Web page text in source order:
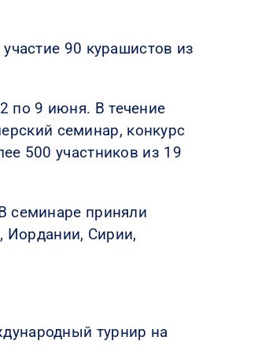
90 курашистов из
по 9 июня. В течение
семинар, конкурс
500 участников из 19
семинаре приняли
Иордании, Сирии,
турнир на